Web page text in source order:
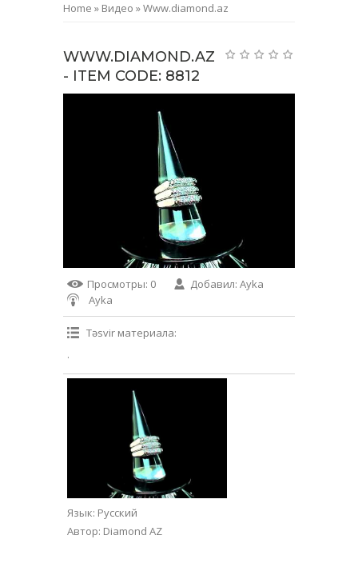
Home » Видео »Www.diamond.az
WWW.DIAMOND.AZ
- ITEM CODE: 8812
Просмотры: 0 Добавил: Ayka
Ayka
Təsvir материала:
.
Язык: Русский
Автор: Diamond AZ